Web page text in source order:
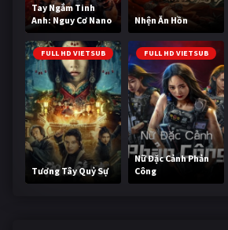
Tay Ngắm Tinh
Anh: Nguy Cơ Nano
Nhện Ăn Hồn
FULL HD VIETSUB
Tương Tây Quỷ Sự
FULL HD VIETSUB
Nữ Đặc Cảnh Phản
Công